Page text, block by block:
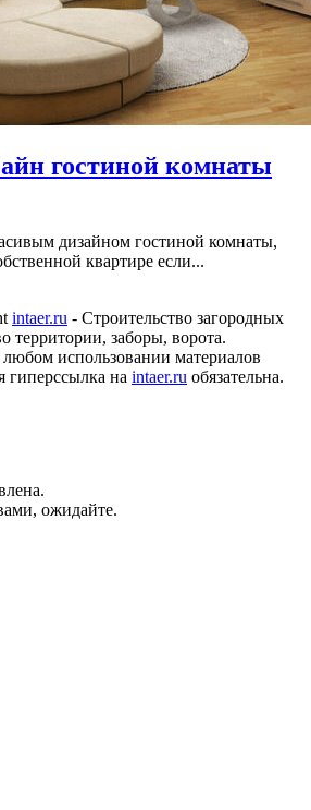
гостиной комнаты
дизайном гостиной комнаты,
квартире если...
intaer.ru - Cтроительство загородных
территории, заборы, ворота.
использовании материалов
гиперссылка на intaer.ru обязательна.
ожидайте.